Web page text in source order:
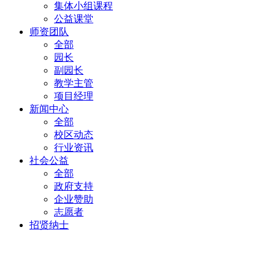
集体小组课程
公益课堂
师资团队
全部
园长
副园长
教学主管
项目经理
新闻中心
全部
校区动态
行业资讯
社会公益
全部
政府支持
企业赞助
志愿者
招贤纳士